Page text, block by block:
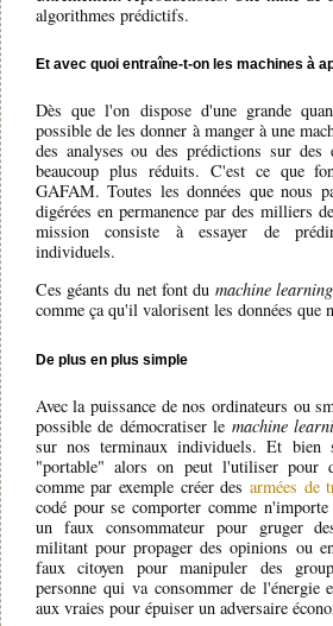
algorithmes prédictifs.
Et avec quoi entraîne-t-on les machines à
Dès que l'on dispose d'une grande
possible de les donner à manger à une
des analyses ou des prédictions sur des
beaucoup plus réduits. C'est ce que
GAFAM. Toutes les données que nous
digérées en permanence par des milliers
mission consiste à essayer de
individuels.
Ces géants du net font du machine learning
comme ça qu'il valorisent les données que
De plus en plus simple
Avec la puissance de nos ordinateurs ou
possible de démocratiser le machine
sur nos terminaux individuels. Et bien
"portable" alors on peut l'utiliser pour
comme par exemple créer des armées de
codé pour se comporter comme
un faux consommateur pour gruger
militant pour propager des opinions ou
faux citoyen pour manipuler des
personne qui va consommer de l'énergie
aux vraies pour épuiser un adversaire